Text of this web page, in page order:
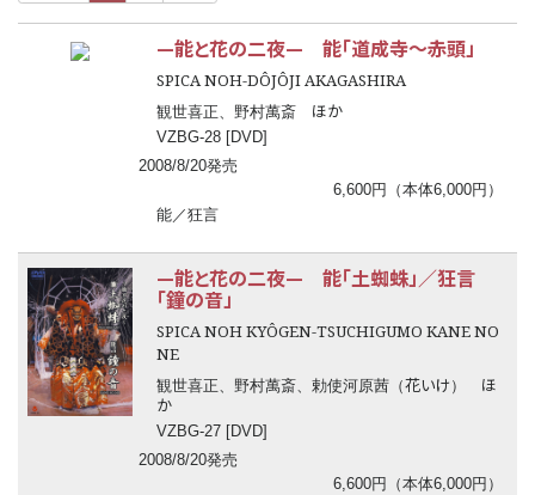
—能と花の二夜— 能「道成寺〜赤頭」
SPICA NOH-DÔJÔJI AKAGASHIRA
観世喜正、野村萬斎 ほか
VZBG-28 [DVD]
2008/8/20発売
6,600円（本体6,000円）
能／狂言
—能と花の二夜— 能「土蜘蛛」／狂言
「鐘の音」
SPICA NOH KYÔGEN-TSUCHIGUMO KANE NO
NE
観世喜正、野村萬斎、勅使河原茜（花いけ ） ほ
か
VZBG-27 [DVD]
2008/8/20発売
6,600円（本体6,000円）